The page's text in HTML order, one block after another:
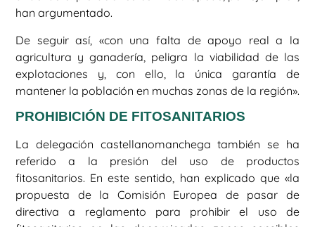
han argumentado.
De seguir así, «con una falta de apoyo real a la
agricultura y ganadería, peligra la viabilidad de las
explotaciones y, con ello, la única garantía de
mantener la población en muchas zonas de la región».
PROHIBICIÓN DE FITOSANITARIOS
La delegación castellanomanchega también se ha
referido a la presión del uso de productos
fitosanitarios. En este sentido, han explicado que «la
propuesta de la Comisión Europea de pasar de
directiva a reglamento para prohibir el uso de